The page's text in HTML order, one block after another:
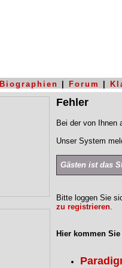
Biographien Forum
Fehler
Bei der von Ihnen
Unser System
Gästen ist das
Bitte loggen Sie
zu registrieren.
Hier kommen